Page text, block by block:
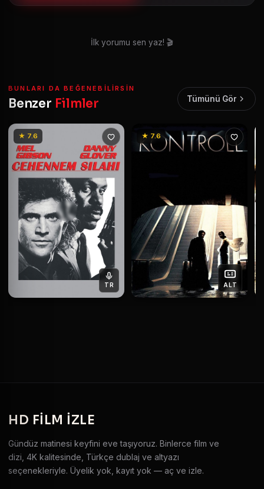
İlk yorumu sen yaz! 🎬
BUNLARI DA BEĞENEBILIRSIN
Benzer Filmler Tümünü Gör
★ 7.6
TR
★ 7.6
ALT
HD FILM IZLE
Gündüz matinesi keyfini eve taşıyoruz. Binlerce film ve
dizi, 4K kalitesinde, Türkçe dublaj ve altyazı
seçenekleriyle. Üyelik yok, kayıt yok — aç ve izle.